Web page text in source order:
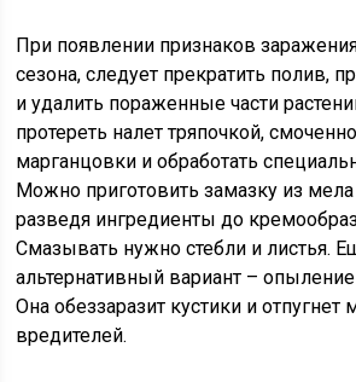
При появлении признаков
сезона, следует прекратить полив,
и удалить пораженные части
протереть налет тряпочкой,
марганцовки и обработать
Можно приготовить замазку из
разведя ингредиенты до
Смазывать нужно стебли и листья.
альтернативный вариант – опыление
Она обеззаразит кустики и отпугнет
вредителей.